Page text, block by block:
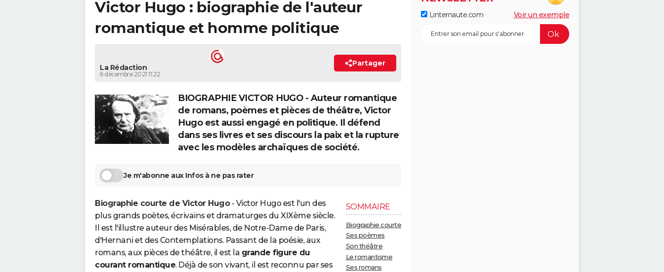
Victor Hugo : biographie de l'auteur
romantique et homme politique
La Rédaction
6 décembre 2021 11:22
Partager
BIOGRAPHIE VICTOR HUGO - Auteur romantique
de romans, poèmes et pièces de théâtre, Victor
Hugo est aussi engagé en politique. Il défend
dans ses livres et ses discours la paix et la rupture
avec les modèles archaïques de société.
Je m'abonne aux Infos à ne pas rater
SOMMAIRE
Biographie courte
Ses poèmes
Son théâtre
Le romantisme
Ses romans
Biographie courte de Victor Hugo- Victor Hugo est l'un des
plus grands poètes, écrivains et dramaturges du XIXème siècle.
Il est l'illustre auteur des Misérables, de Notre-Dame de Paris,
d'Hernani et des Contemplations. Passant de la poésie, aux
romans, aux pièces de théâtre, il est la grande figure du
courant romantique. Déjà de son vivant, il est reconnu par ses
Linternaute.com Voir un exemple